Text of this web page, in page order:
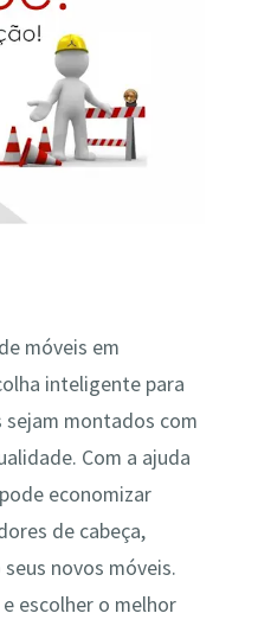
móveis em
inteligente para
montados com
Com a ajuda
economizar
de cabeça,
novos móveis.
escolher o melhor